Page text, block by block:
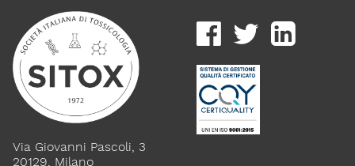
Via Giovanni Pascoli, 3
20129, Milano
Codice SDI: M5UXCR1
T. 02-29520311
M.
Segreteria@sitox.org
Link utili
La Società
Documenti